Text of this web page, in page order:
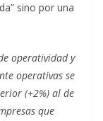
sino por una
operatividad y
operativas se
(+2%) al de
que